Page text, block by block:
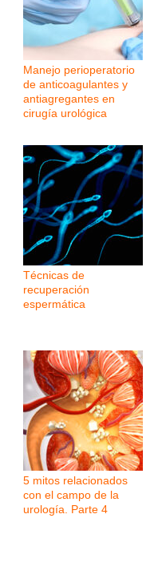
Manejo perioperatorio
de anticoagulantes y
antiagregantes en
cirugía urológica
Técnicas de
recuperación
espermática
5 mitos relacionados
con el campo de la
urología. Parte 4